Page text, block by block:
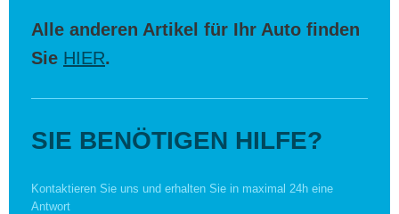
Alle anderen Artikel für Ihr Auto finden
Sie HIER.
SIE BENÖTIGEN HILFE?
Kontaktieren Sie uns und erhalten Sie in maximal 24h eine
Antwort